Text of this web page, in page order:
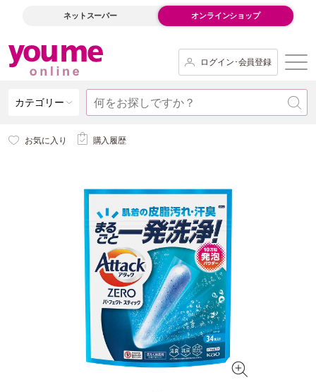
ネットスーパー オンラインショップ
ログイン･会員登録
カテゴリー
お気に入り 購入履歴